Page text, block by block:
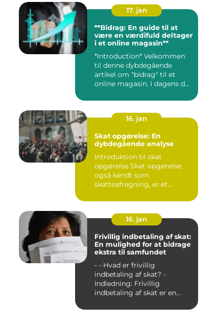
17. jan
**Bidrag: En guide til at
være en værdifuld deltager
i et online magasin**
*Introduction* Velkommen
til denne dybdegående
artikel om "bidrag" til et
online magasin. I dagens d...
16. jan
Skat opgørelse: En
dybdegående analyse
Introduktion til skat
opgørelse Skat opgørelse,
også kendt som
skatteafregning, er et
16. jan
Frivillig indbetaling af skat:
En mulighed for at bidrage
ekstra til samfundet
- - Hvad er frivillig
indbetaling af skat? -
Indledning: Frivillig
indbetaling af skat er en